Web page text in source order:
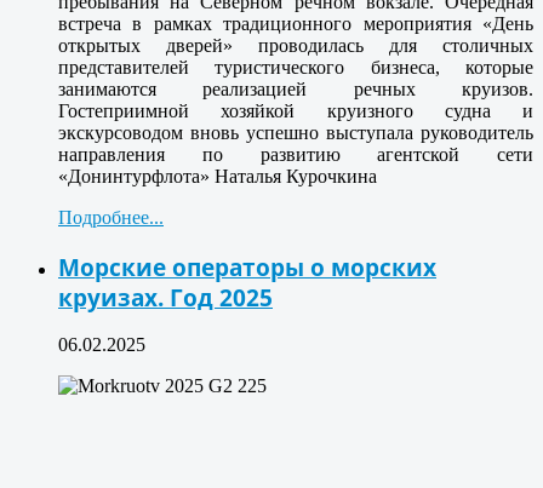
встреча в рамках традиционного мероприятия «День
открытых дверей» проводилась для столичных
представителей туристического бизнеса, которые
занимаются реализацией речных круизов.
Гостеприимной хозяйкой круизного судна и
экскурсоводом вновь успешно выступала руководитель
направления по развитию агентской сети
«Донинтурфлота» Наталья Курочкина
Подробнее...
Морские операторы о морских
круизах. Год 2025
06.02.2025